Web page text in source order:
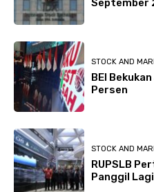
September
STOCK AND
BEI
Persen
STOCK AND
RUPSLB
Panggil